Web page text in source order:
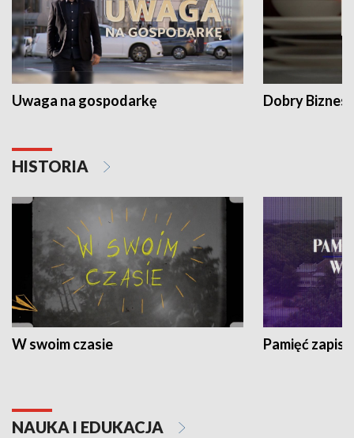
Uwaga na gospodarkę Dobry Biznes
HISTORIA
W swoim czasie Pamięć
NAUKA I EDUKACJA